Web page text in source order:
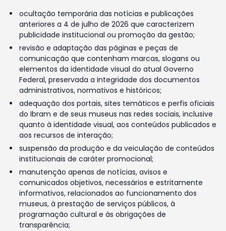
ocultação temporária das notícias e publicações
anteriores a 4 de julho de 2026 que caracterizem
publicidade institucional ou promoção da gestão;
revisão e adaptação das páginas e peças de
comunicação que contenham marcas, slogans ou
elementos da identidade visual do atual Governo
Federal, preservada a integridade dos documentos
administrativos, normativos e históricos;
adequação dos portais, sites temáticos e perfis oficiais
do Ibram e de seus museus nas redes sociais, inclusive
quanto à identidade visual, aos conteúdos publicados e
aos recursos de interação;
suspensão da produção e da veiculação de conteúdos
institucionais de caráter promocional;
manutenção apenas de notícias, avisos e
comunicados objetivos, necessários e estritamente
informativos, relacionados ao funcionamento dos
museus, à prestação de serviços públicos, à
programação cultural e às obrigações de
transparência;